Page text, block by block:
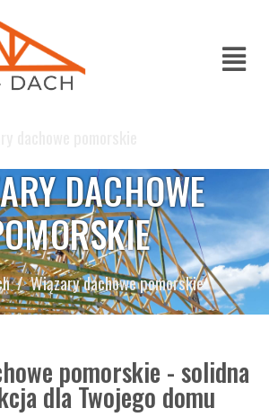
DACHOWE
Wiązary dachowe pomorskie
pomorskie - solidna
dla Twojego domu